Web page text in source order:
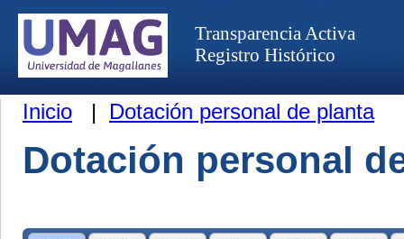
Transparencia Activa
Registro Histórico
Inicio | Dotación personal de planta
Dotación personal